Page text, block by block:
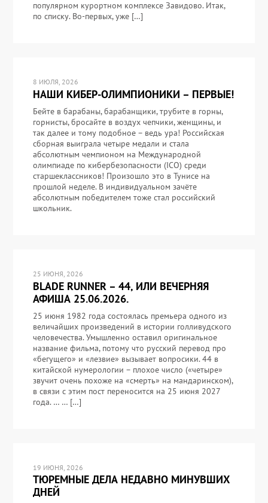
популярном курортном комплексе Завидово. Итак,
по списку. Во-первых, уже […]
8 ИЮЛЯ, 2026
НАШИ КИБЕР-ОЛИМПИОНИКИ – ПЕРВЫЕ!
Бейте в барабаны, барабанщики, трубите в горны,
горнисты, бросайте в воздух чепчики, женщины, и
так далее и тому подобное – ведь ура! Российская
сборная выиграла четыре медали и стала
абсолютным чемпионом на Международной
олимпиаде по кибербезопасности (ICO) среди
старшеклассников! Произошло это в Тунисе на
прошлой неделе. В индивидуальном зачёте
абсолютным победителем тоже стал российский
школьник.
25 ИЮНЯ, 2026
BLADE RUNNER – 44, ИЛИ ВЕЧЕРНЯЯ
АФИША 25.06.2026.
25 июня 1982 года состоялась премьера одного из
величайших произведений в истории голливудского
человечества. Умышленно оставил оригинальное
название фильма, потому что русский перевод про
«бегущего» и «лезвие» вызывает вопросики. 44 в
китайской нумерологии – плохое число («четыре»
звучит очень похоже на «смерть» на мандаринском),
в связи с этим пост переносится на 25 июня 2027
года. … … […]
19 ИЮНЯ, 2026
ТЮРЕМНЫЕ ДЕЛА НЕДАВНО МИНУВШИХ
ДНЕЙ